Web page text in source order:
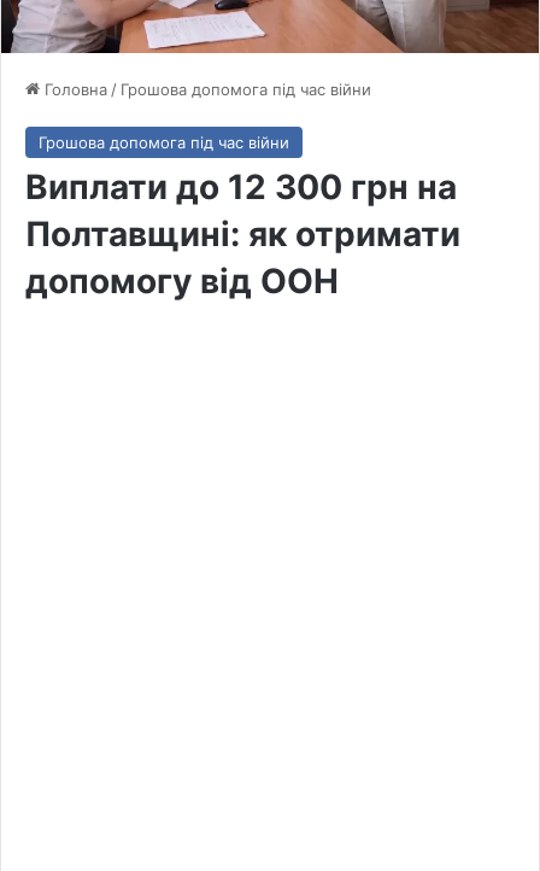
Головна / Грошова допомога під час війни
Грошова допомога під час війни
Виплати до 12 300 грн на
Полтавщині: як отримати
допомогу від ООН